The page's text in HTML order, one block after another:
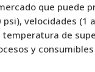
que puede
velocidades (1
de
y consumibles